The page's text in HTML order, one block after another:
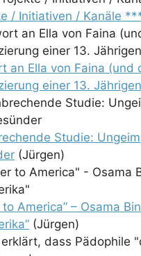
/ Initiativen / Kanäle
an Ella von Faina (und
einer 13.
Studie:
(Jürgen)
America” – Osama
(Jürgen)